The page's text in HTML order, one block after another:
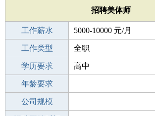
招聘美体师
工作薪水 5000-10000 元/月
招聘人数 5人
工作类型 全职
性别要求 -
学历要求 高中
工作经验
年龄要求
工作地点
公司规模